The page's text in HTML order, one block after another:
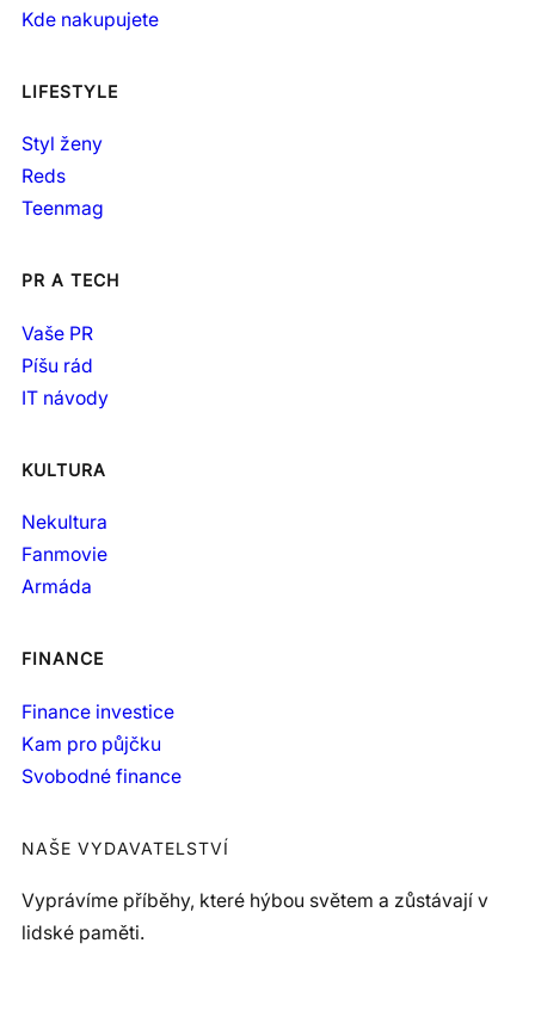
Kde nakupujete
LIFESTYLE
Styl ženy
Reds
Teenmag
PR A TECH
Vaše PR
Píšu rád
IT návody
KULTURA
Nekultura
Fanmovie
Armáda
FINANCE
Finance investice
Kam pro půjčku
Svobodné finance
NAŠE VYDAVATELSTVÍ
Vyprávíme příběhy, které hýbou světem a zůstávají v
lidské paměti.